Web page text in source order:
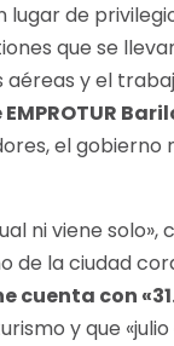
lugar de
que se
aéreas y el
el gobierno
ni viene solo»,
de la ciudad
cuenta con
y que